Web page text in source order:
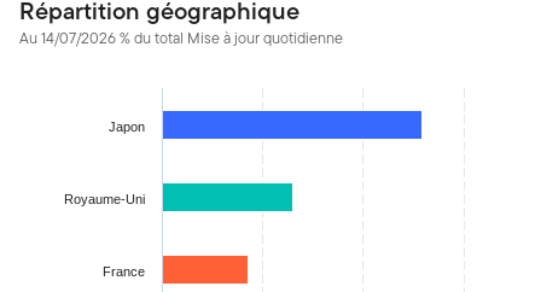
Répartition géographique
Au 14/07/2026 % du total Mise à jour quotidienne
Bar chart with 28 bars.
The chart has 1 X axis displaying categories.
The chart has 1 Y axis displaying values. Data ranges from
Japon
Royaume-Uni
France